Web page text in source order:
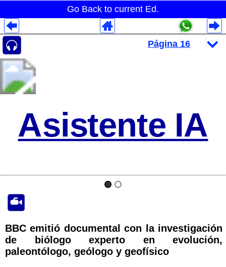
Go Back to current Ed.
Asistente IA
BBC emitió documental con la investigación
de biólogo experto en evolución,
paleontólogo, geólogo y geofísico
Despliegues Analytics
Despliegues Totales
Despliegues por Rubros